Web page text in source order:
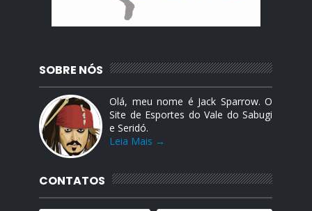
SOBRE NÓS
Olá, meu nome é Jack Sparrow. O
Site de Esportes do Vale do Sabugi
e Seridó.
Leia Mais →
CONTATOS